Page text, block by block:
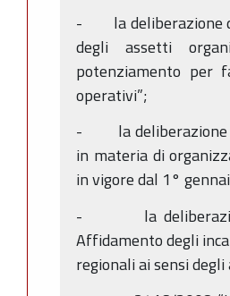
- la deliberazione
degli assetti
potenziamento per
operativi”;
- la deliberazione
in materia di
in vigore dal 1°
- la deliberazione
Affidamento degli
regionali ai sensi